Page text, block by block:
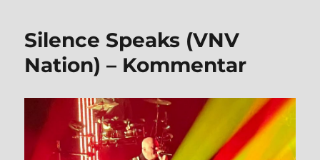
Silence Speaks (VNV
Nati­on) – Kom­men­tar